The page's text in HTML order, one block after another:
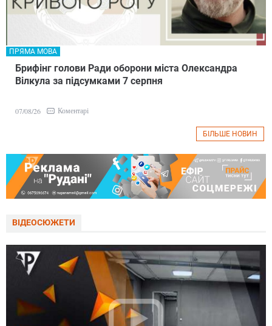
Брифінг голови Ради оборони міста Олександра
Вілкула за підсумками 7 серпня
ПРЯМА МОВА
07/08/26 Коментарі
БІЛЬШЕ НОВИН
ВІДЕОСЮЖЕТИ